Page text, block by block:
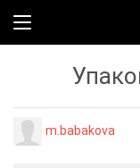
m.babakova